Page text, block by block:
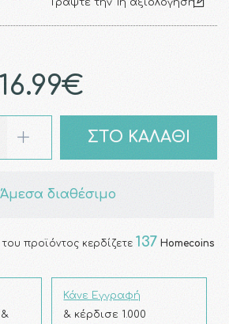
16.99€
ΣΤΟ ΚΑΛΑΘΙ
διαθέσιμο
προϊόντος κερδίζετε 137 Homecoins
Κάνε Εγγραφή
& κέρδισε 1.000